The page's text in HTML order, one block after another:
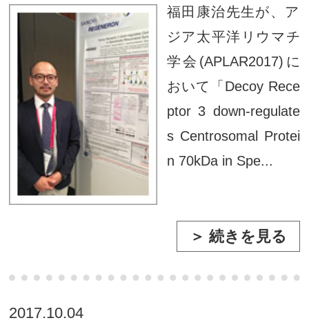
福田康治先生が、ア
ジア太平洋リウマチ
学会(APLAR2017)に
おいて「Decoy Rece
ptor 3 down-regulate
s Centrosomal Protei
n 70kDa in Spe...
＞ 続きを見る
2017.10.04